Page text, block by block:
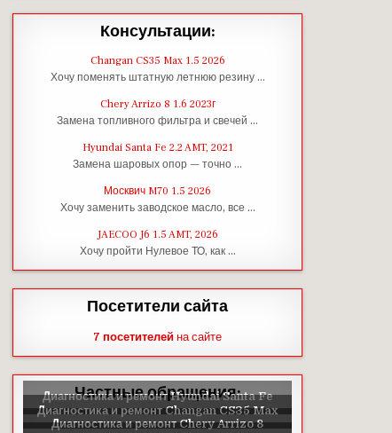
Консультации:
Changan CS35 Max 1.5 2026
Хочу поменять штатную летнюю резину …
Chery Arrizo 8 1.6 2023г
Замена топливного фильтра и свечей …
Hyundai Santa Fe 2.2 AMT, 2021
Замена шаровых опор — точно …
Москвич M70 1.5 2026
Хочу заменить заводское масло, все …
JAECOO J6 1.5 AMT, 2026
Хочу пройти Нулевое ТО, как …
Посетители сайта
7 посетителей на сайте
Частные обращения: